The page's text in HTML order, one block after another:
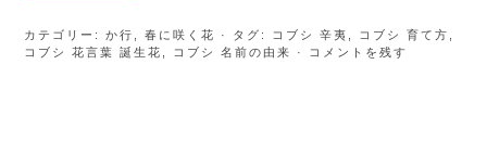
カテゴリー:か行 ,春に咲く花 · タグ: コブシ 辛夷 コブシ 育て方
コブシ 花言葉 誕生花
コブシ 名前の由来 · コメントを残す